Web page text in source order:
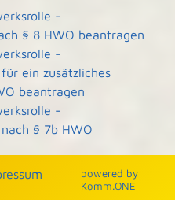
-
§ 8 HWO beantragen
-
ein zusätzliches
beantragen
-
§ 7b HWO
die Denkmalliste
powered by
Komm.ONE